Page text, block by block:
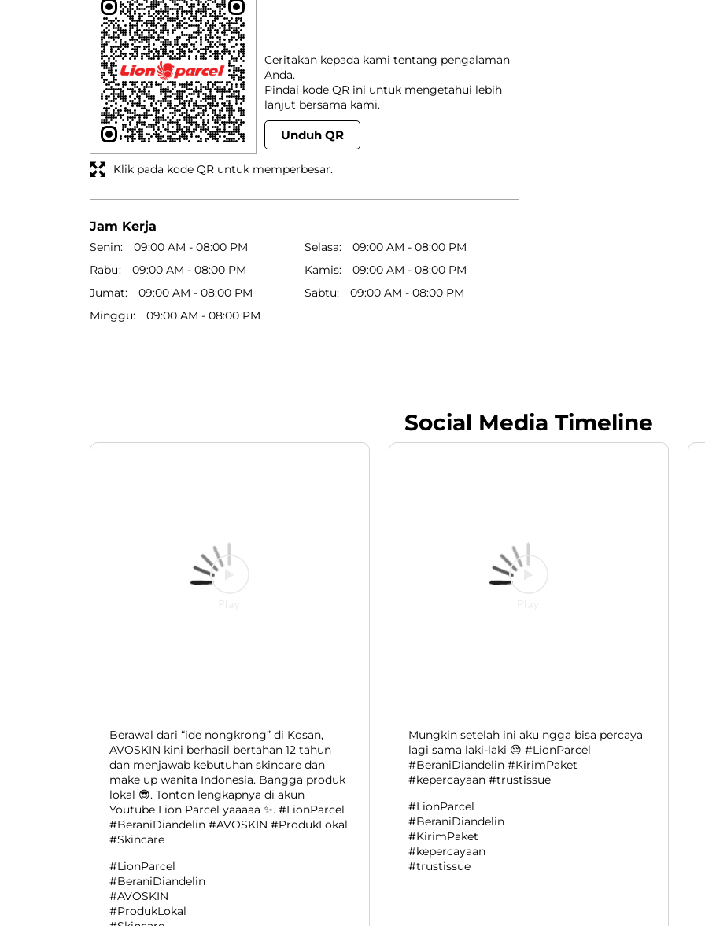
Ceritakan kepada kami tentang pengalaman
Anda.
Pindai kode QR ini untuk mengetahui lebih
lanjut bersama kami.
Unduh QR
Klik pada kode QR untuk memperbesar.
Jam Kerja
Senin 09:00 AM - 08:00 PM Selasa
09:00 AM - 08:00 PM
Rabu
09:00 AM - 08:00 PM Kamis
09:00 AM - 08:00 PM
Jumat
09:00 AM - 08:00 PM Sabtu
09:00 AM - 08:00 PM
Minggu
09:00 AM - 08:00 PM
Social Media Timeline
Berawal dari “ide nongkrong” di Kosan,
AVOSKIN kini berhasil bertahan 12 tahun
dan menjawab kebutuhan skincare dan
make up wanita Indonesia. Bangga produk
lokal 😎. Tonton lengkapnya di akun
Youtube Lion Parcel yaaaaa ✨. #LionParcel
#BeraniDiandelin #AVOSKIN #ProdukLokal
#Skincare
#LionParcel
#BeraniDiandelin
#AVOSKIN
#ProdukLokal
Mungkin setelah ini aku ngga bisa percaya
lagi sama laki-laki 😔 #LionParcel
#BeraniDiandelin #KirimPaket
#kepercayaan #trustissue
#LionParcel
#BeraniDiandelin
#KirimPaket
#kepercayaan
#trustissue